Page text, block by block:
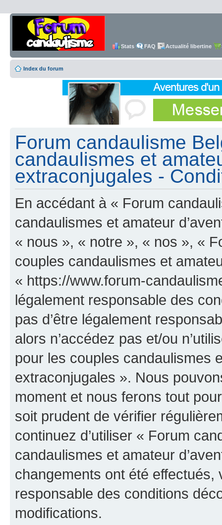
Stats FAQ Actualité libertine
Index du forum
Forum candaulisme
candaulismes et
extraconjugales -
En accédant à « Forum
candaulismes et amateur
« nous », « notre », « nos », «
couples candaulismes et
« https://www.forum-
légalement responsable des
pas d’être légalement
alors n’accédez pas et/ou
pour les couples candaulismes
extraconjugales ». Nous
moment et nous ferons tout
soit prudent de vérifier
continuez d’utiliser « Forum
candaulismes et amateur
changements ont été effectués,
responsable des conditions
modifications.